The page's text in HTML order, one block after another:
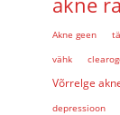
Akne geen
vähk
Võrrelge
depressioon